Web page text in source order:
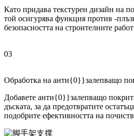
Като придава текстурен дизайн на
той осигурява функция против -
безопасността на строителните
03
Обработка на анти{0}}залепващо
Добавете анти{0}}залепващо
дъската, за да предотвратите
подобрите ефективността на